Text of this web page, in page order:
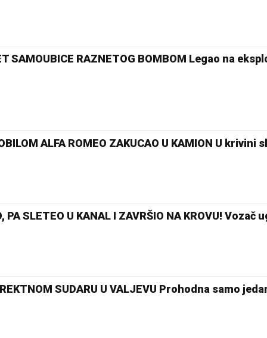
SAMOUBICE RAZNETOG BOMBOM Legao na
ALFA ROMEO ZAKUCAO U KAMION U krivini
PA SLETEO U KANAL I ZAVRŠIO NA KROVU! Vozač
SUDARU U VALJEVU Prohodna samo